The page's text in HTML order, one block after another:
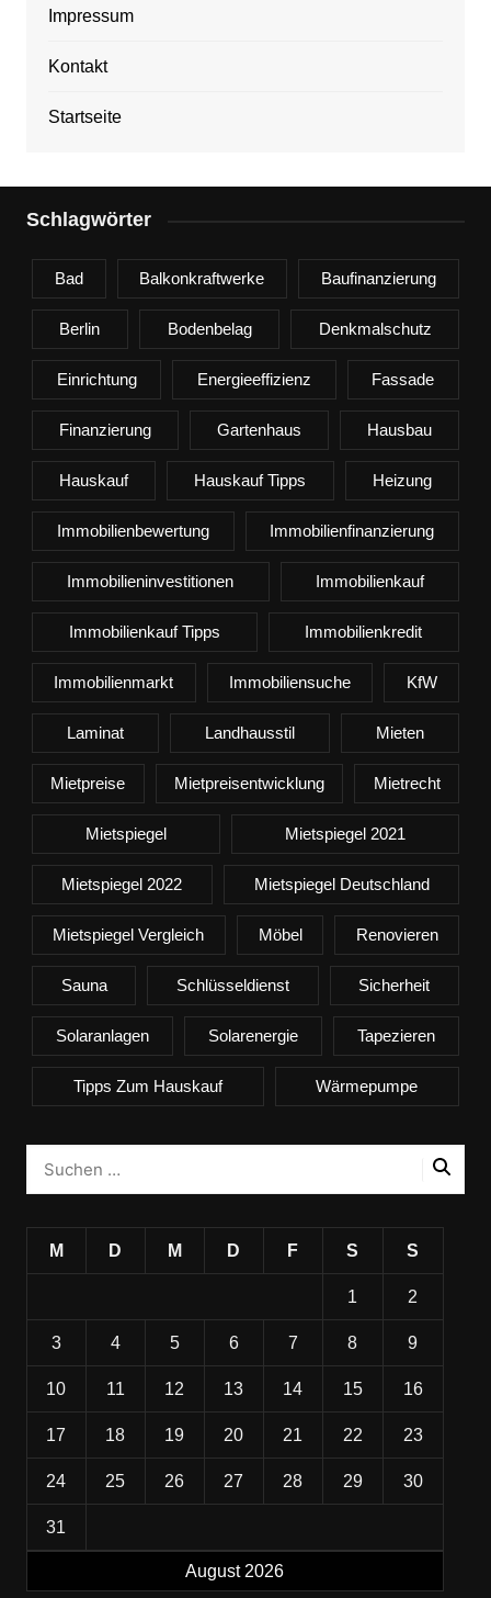
Impressum
Kontakt
Startseite
Schlagwörter
Bad Balkonkraftwerke Baufinanzierung
Berlin Bodenbelag Denkmalschutz
Einrichtung Energieeffizienz Fassade
Finanzierung Gartenhaus Hausbau
Hauskauf Hauskauf Tipps Heizung
Immobilienbewertung Immobilienfinanzierung
Immobilieninvestitionen Immobilienkauf
Immobilienkauf Tipps Immobilienkredit
Immobilienmarkt Immobiliensuche KfW
Laminat Landhausstil Mieten
Mietpreise Mietpreisentwicklung Mietrecht
Mietspiegel Mietspiegel 2021
Mietspiegel 2022 Mietspiegel Deutschland
Mietspiegel Vergleich Möbel Renovieren
Sauna Schlüsseldienst Sicherheit
Solaranlagen Solarenergie Tapezieren
Tipps Zum Hauskauf Wärmepumpe
August 2026
M D M D F S S
1 2
3 4 5 6 7 8 9
10 11 12 13 14 15 16
17 18 19 20 21 22 23
24 25 26 27 28 29 30
31